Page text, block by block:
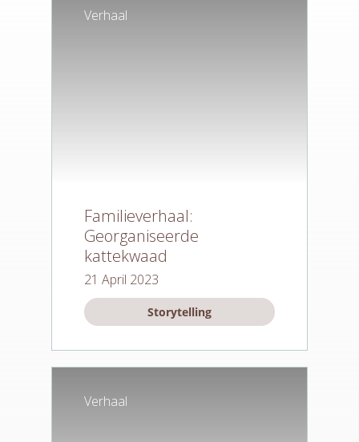
Verhaal
Familieverhaal:
Georganiseerde
kattekwaad
21 April 2023
Storytelling
Verhaal